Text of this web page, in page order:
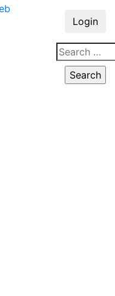
Login